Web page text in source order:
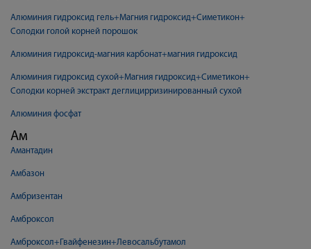
Алюминия гидроксид гель+Магния гидроксид+Симетикон+
Солодки голой корней порошок
Алюминия гидроксид-магния карбонат+магния гидроксид
Алюминия гидроксид сухой+Магния гидроксид+Симетикон+
Солодки корней экстракт деглицирризинированный сухой
Алюминия фосфат
Ам
Амантадин
Амбазон
Амбризентан
Амброксол
Амброксол+Гвайфенезин+Левосальбутамол